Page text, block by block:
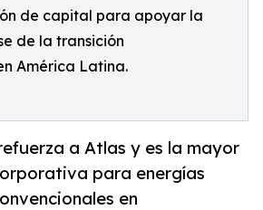
de capital para apoyar la
de la transición
América Latina.
a Atlas y es la mayor
para energías
en